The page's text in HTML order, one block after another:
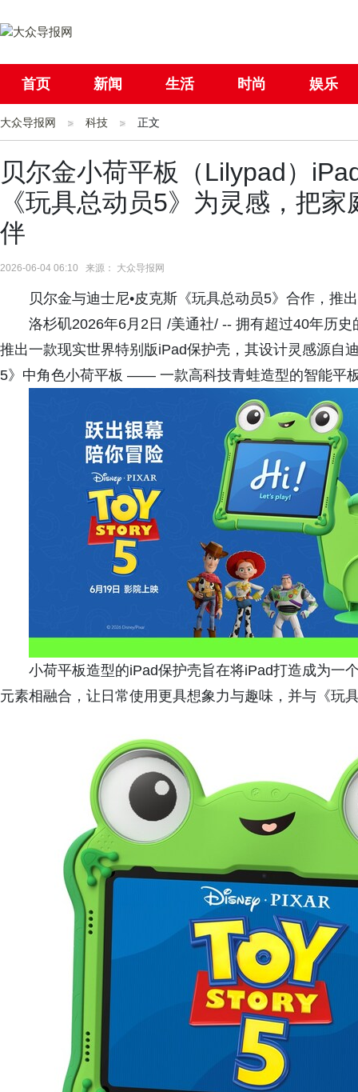
首页 新闻 生活 时尚 娱乐
社会 国际
大众导报网 科技 正文
贝尔金小荷平板（Lilypad）
《玩具总动员5》为灵感，把
伴
2026-06-04 06:10 来源： 大众导报网
贝尔金与迪士尼•皮克斯《玩具总动员5》合作，推
洛杉矶2026年6月2日 /美通社/ -- 拥有超过40年历
推出一款现实世界特别版iPad保护壳，其设计灵感源自
5》中角色小荷平板 —— 一款高科技青蛙造型的智能平
小荷平板造型的iPad保护壳旨在将iPad打造成为一
元素相融合，让日常使用更具想象力与趣味，并与《玩